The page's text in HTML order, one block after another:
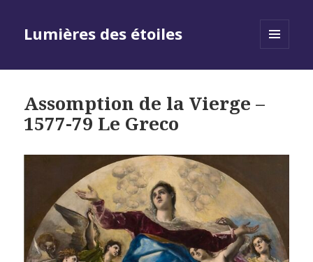
Lumières des étoiles
Assomption de la Vierge –
1577-79 Le Greco